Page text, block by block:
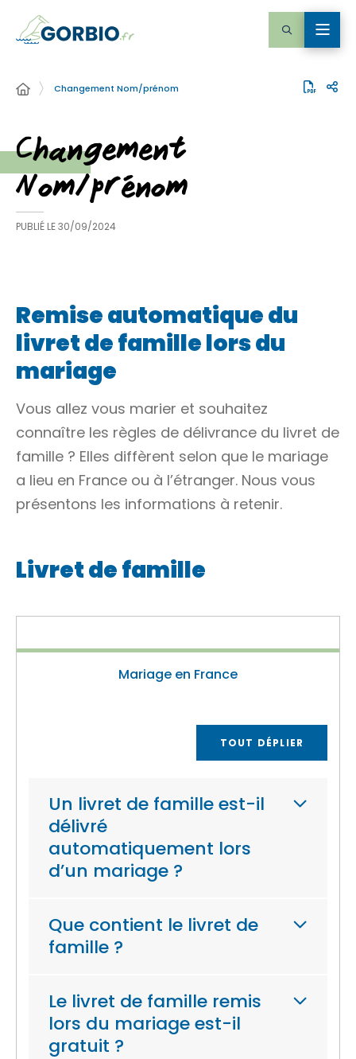
Changement Nom/prénom
Changement
Nom/prénom
PUBLIÉ LE30/09/2024
Remise automatique du
livret de famille lors du
mariage
Vous allez vous marier et souhaitez
connaître les règles de délivrance du livret de
famille ? Elles diffèrent selon que le mariage
a lieu en France ou à l’étranger. Nous vous
présentons les informations à retenir.
Livret de famille
Mariage en France
TOUT DÉPLIER
Un livret de famille est-il
délivré
automatiquement lors
d’un mariage ?
Que contient le livret de
famille ?
Le livret de famille remis
lors du mariage est-il
gratuit ?